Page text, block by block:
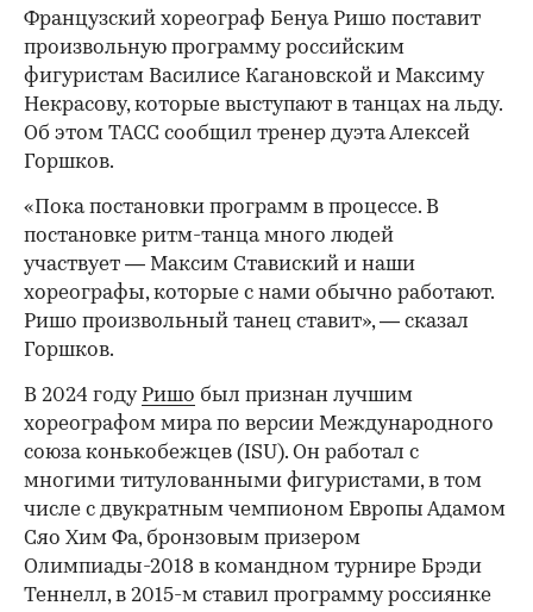
Французский хореограф Бенуа Ришо поставит
произвольную программу российским
фигуристам Василисе Кагановской и Максиму
Некрасову, которые выступают в танцах на льду.
Об этом ТАСС сообщил тренер дуэта Алексей
Горшков.
«Пока постановки программ в процессе. В
постановке ритм-танца много людей
участвует — Максим Ставиский и наши
хореографы, которые с нами обычно работают.
Ришо произвольный танец ставит», — сказал
Горшков.
В 2024 году Ришо был признан лучшим
хореографом мира по версии Международного
союза конькобежцев (ISU). Он работал с
многими титулованными фигуристами, в том
числе с двукратным чемпионом Европы Адамом
Сяо Хим Фа, бронзовым призером
Олимпиады-2018 в командном турнире Брэди
Теннелл, в 2015-м ставил программу россиянке